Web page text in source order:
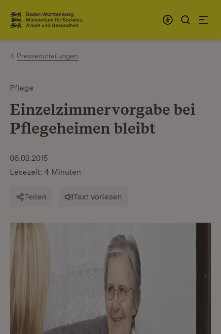
Zum Inhalt springen
Link zur Startseite
Pressemitteilungen
Pflege
Einzelzimmervorgabe bei
Pflegeheimen bleibt
06.03.2015
Lesezeit: 4 Minuten
Teilen Text vorlesen